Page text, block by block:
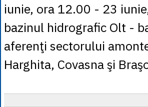
iunie, ora 12.00 - 23
bazinul hidrografic Olt -
aferenţi sectorului
Harghita, Covasna şi